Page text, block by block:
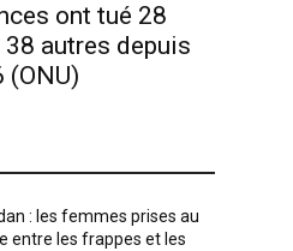
ont tué 28
autres depuis
(ONU)
: les femmes prises au
entre les frappes et les